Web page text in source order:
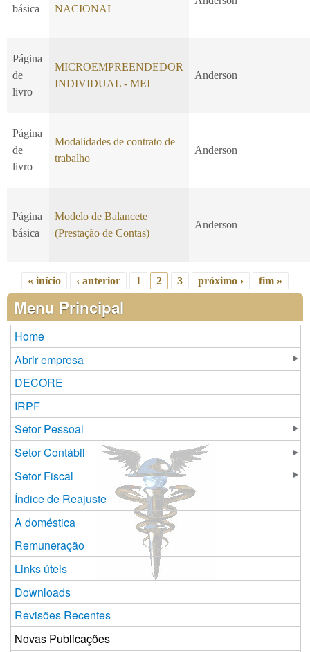
básica NACIONAL
Página
de
livro
MICROEMPREENDEDOR
INDIVIDUAL - MEI
Anderson
Página
de
livro
Modalidades de contrato de
trabalho
Anderson
Página
básica
Modelo de Balancete
(Prestação de Contas)
Anderson
Páginas
« início ‹ anterior 1 2 3 próximo › fim »
Menu Principal
Home
Abrir empresa
DECORE
IRPF
Setor Pessoal
Setor Contábil
Setor Fiscal
Índice de Reajuste
A doméstica
Remuneração
Links úteis
Downloads
Revisões Recentes
Novas Publicações